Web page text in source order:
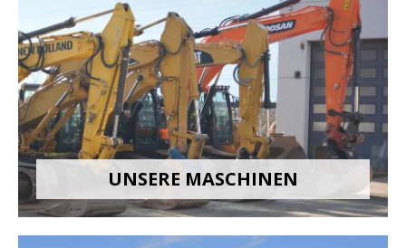
UNSERE MASCHINEN